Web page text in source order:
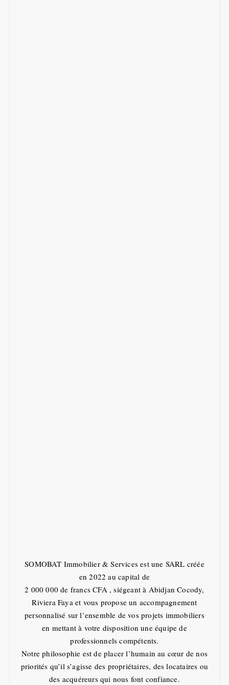
SOMOBAT Immobilier & Servicesest une SARL créée
en 2022 au capital de
2 000 000 de francs CFA , siégeant à Abidjan Cocody,
Riviera Faya et vous propose un accompagnement
personnalisé sur l’ensemble de vos projets immobiliers
en mettant à votre disposition une équipe de
professionnels compétents.
Notre philosophie est de placer l’humain au cœur de nos
priorités qu’il s’agisse des propriétaires, des locataires ou
des acquéreurs qui nous font confiance.